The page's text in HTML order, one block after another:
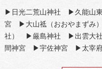
▶日光二荒山神社 ▶久能山
宮 ▶大山祗（おおやまずみ
社） ▶厳島神社 ▶出雲大
間神宮 ▶宇佐神宮 ▶太宰府